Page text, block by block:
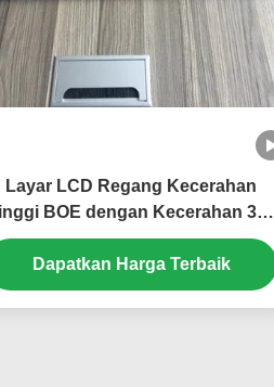
Layar LCD Regang Kecerahan
BOE dengan Kecerahan 300
cd/m² Resolusi 1920x132 Piksel
dan Konektor LVDS 40 Pin
Dapatkan Harga Terbaik